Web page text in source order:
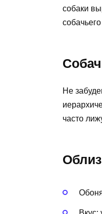
собаки
Не
часто